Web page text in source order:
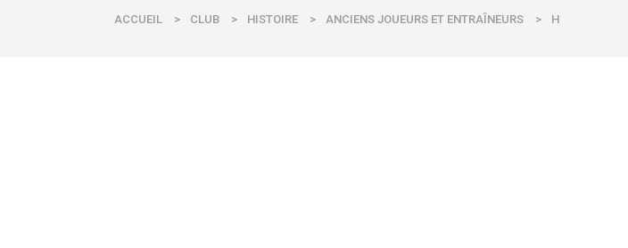
ACCUEIL > CLUB > HISTOIRE > ANCIENS JOUEURS ET ENTRAÎNEURS > H